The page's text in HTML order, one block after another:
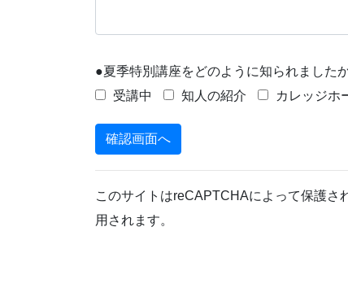
●夏季特別講座をどのように知られました
受講中
知人の紹介 カレッジホ
このサイトはreCAPTCHAによって保護さ
用されます。